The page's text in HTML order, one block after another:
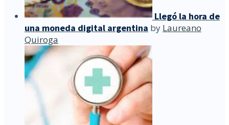
Llegó la hora de
una moneda digital argentina by Laureano
Quiroga